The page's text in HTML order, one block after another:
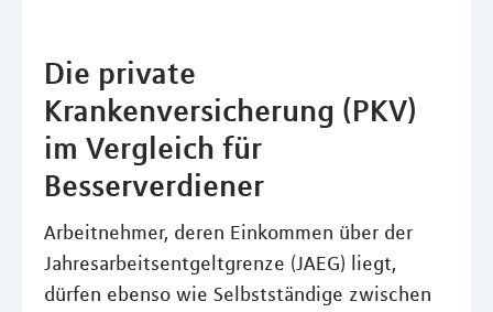
Die private
Krankenversicherung (PKV)
im Vergleich für
Besserverdiener
Arbeitnehmer, deren Einkommen über der
Jahresarbeitsentgeltgrenze (JAEG) liegt,
dürfen ebenso wie Selbstständige zwischen